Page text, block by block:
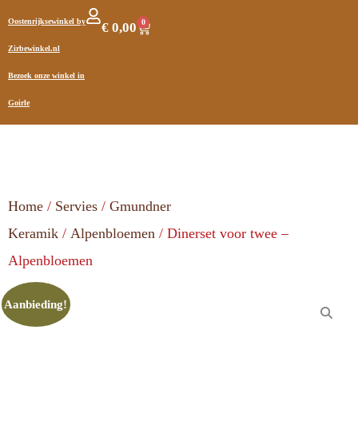
Oostenrijksewinkel by
Zirbewinkel.nl
Bezoek onze winkel in
Goirle
€ 0,00 0
Home / Servies / Gmundner
Keramik / Alpenbloemen / Dinerset voor twee –
Alpenbloemen
Aanbieding!